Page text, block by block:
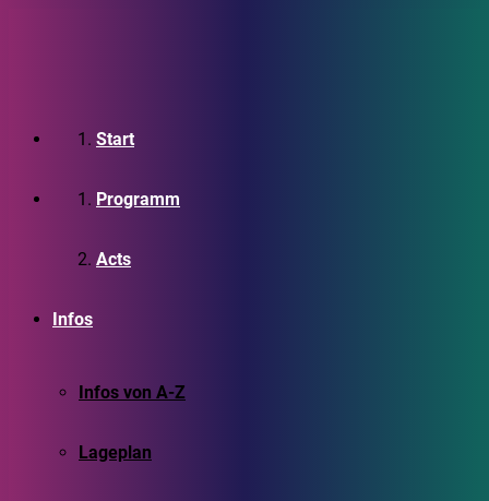
Start
Programm
Acts
Infos
Infos von A-Z
Lageplan